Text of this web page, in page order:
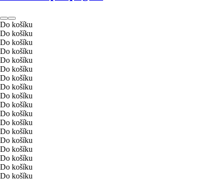
Do košíku
Do košíku
Do košíku
Do košíku
Do košíku
Do košíku
Do košíku
Do košíku
Do košíku
Do košíku
Do košíku
Do košíku
Do košíku
Do košíku
Do košíku
Do košíku
Do košíku
Do košíku